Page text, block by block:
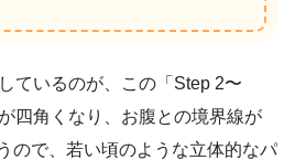
ているのが、この「Step 2〜
四角くなり、お腹との境界線が
ので、若い頃のような立体的なパ